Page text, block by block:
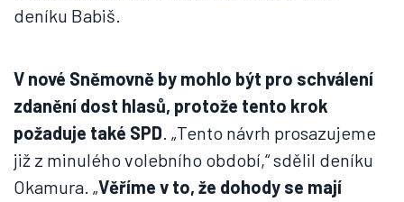
deníku Babiš.
V nové Sněmovně by mohlo být pro schválení
zdanění dost hlasů, protože tento krok
požaduje také SPD. „Tento návrh prosazujeme
již z minulého volebního období,“ sdělil deníku
Okamura. „Věříme v to, že dohody se mají